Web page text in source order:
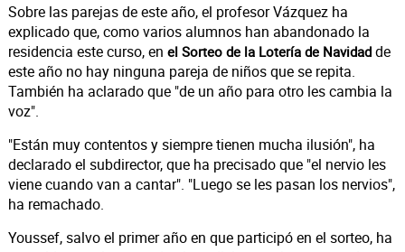
Sobre las parejas de este año, el profesor Vázquez ha
explicado que, como varios alumnos han abandonado la
residencia este curso, en el Sorteo de la Lotería de Navidad de
este año no hay ninguna pareja de niños que se repita.
También ha aclarado que "de un año para otro les cambia la
voz".
"Están muy contentos y siempre tienen mucha ilusión", ha
declarado el subdirector, que ha precisado que "el nervio les
viene cuando van a cantar". "Luego se les pasan los nervios",
ha remachado.
Youssef, salvo el primer año en que participó en el sorteo, ha